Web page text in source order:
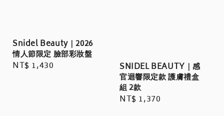
Snidel Beauty｜2026
情人節限定 臉部彩妝盤
Regular
NT$ 1,430 SNIDEL BEAUTY｜感
官迴響限定款 護膚禮盒
組 2款
Regular
NT$ 1,370